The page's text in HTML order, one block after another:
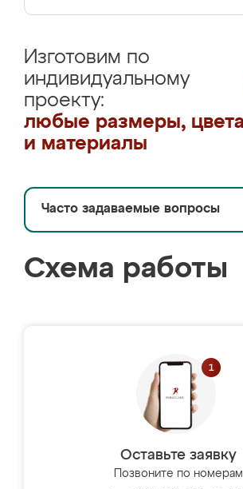
Изготовим по
индивидуальному
проекту:
любые размеры, цвета
и материалы
Часто задаваемые вопросы
Схема работы
Оставьте заявку
Позвоните по номерам